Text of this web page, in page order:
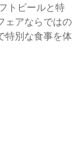
トビールと特
ェアならではの
特別な食事を体